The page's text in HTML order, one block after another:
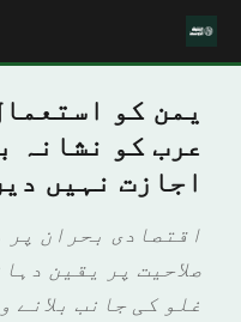
یمن کو
عرب کو نشانہ
اجازت نہیں
اقتصادی بحران پر
صلاحیت پر یقین
غلو کی جانب بلانے